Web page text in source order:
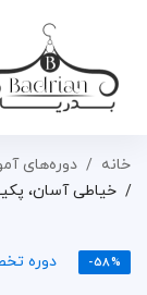
خانه دوره‌های
خیاطی آسان،
-58% دوره